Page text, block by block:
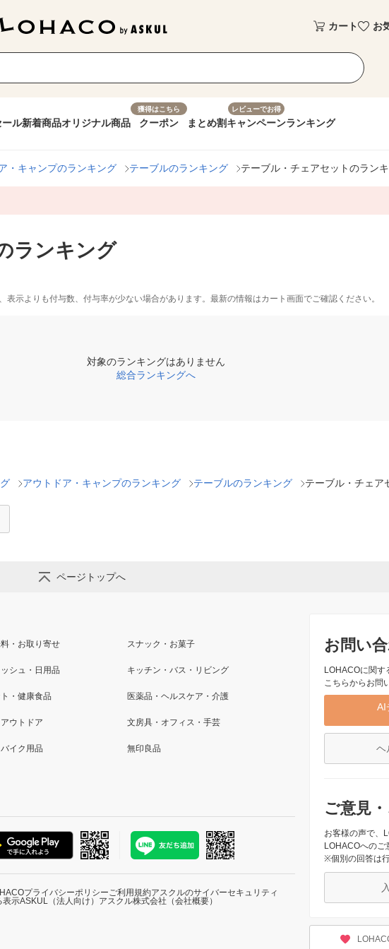
カート お
ール新着商品オリジナル商品
獲得はこちら
クーポン まとめ割
レビューでお得
キャンペーンランキング
・キャンプのランキング テーブルのランキング テーブル・チェアセットのラン
ランキング
示よりも付与数、付与率が少ない場合があります。最新の情報はカート画面でご確認ください。
対象のランキングはありません
総合ランキングへ
アウトドア・キャンプのランキング テーブルのランキング テーブル・チェア
ページトップへ
お問い
LOHACOに関す
こちらからお問
AI
ヘ
ご意見
お客様の声で、
LOHACOへのご
※個別の回答は
・お取り寄せ スナック・お菓子
シュ・日用品 キッチン・バス・リビング
・健康食品 医薬品・ヘルスケア・介護
ウトドア 文房具・オフィス・手芸
イク用品 無印良品
プライバシーポリシーご利用規約アスクルのサイバーセキュリティ
表示ASKUL（法人向け） アスクル株式会社（会社概要）